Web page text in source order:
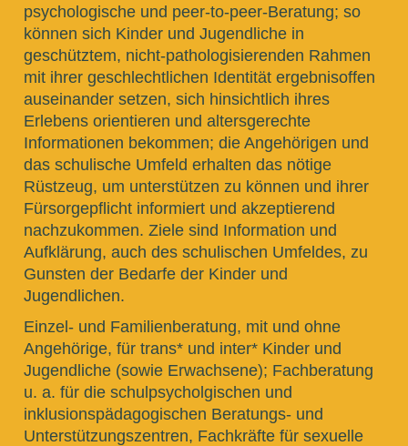
psychologische und peer-to-peer-Beratung; so
können sich Kinder und Jugendliche in
geschütztem, nicht-pathologisierenden Rahmen
mit ihrer geschlechtlichen Identität ergebnisoffen
auseinander setzen, sich hinsichtlich ihres
Erlebens orientieren und altersgerechte
Informationen bekommen; die Angehörigen und
das schulische Umfeld erhalten das nötige
Rüstzeug, um unterstützen zu können und ihrer
Fürsorgepflicht informiert und akzeptierend
nachzukommen. Ziele sind Information und
Aufklärung, auch des schulischen Umfeldes, zu
Gunsten der Bedarfe der Kinder und
Jugendlichen.
Einzel- und Familienberatung, mit und ohne
Angehörige, für trans* und inter* Kinder und
Jugendliche (sowie Erwachsene); Fachberatung
u. a. für die schulpsycholgischen und
inklusionspädagogischen Beratungs- und
Unterstützungszentren, Fachkräfte für sexuelle